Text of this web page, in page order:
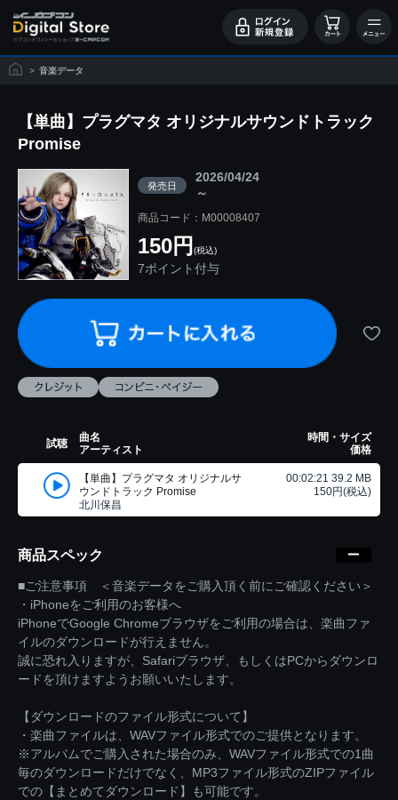
> 音楽データ
【単曲】プラグマタ オリジナルサウンドトラック
Promise
発売日
2026/04/24
～
商品コード：M00008407
150円 (税込)
7ポイント付与
試聴
曲名
アーティスト
時間・サイズ
価格
【単曲】プラグマタ オリジナルサ
ウンドトラック Promise
北川保昌
00:02:21 39.2 MB
150円(税込)
商品スペック
■ご注意事項 ＜音楽データをご購入頂く前にご確認ください＞
・iPhoneをご利用のお客様へ
iPhoneでGoogle Chromeブラウザをご利用の場合は、楽曲ファ
イルのダウンロードが行えません。
誠に恐れ入りますが、Safariブラウザ、もしくはPCからダウンロ
ードを頂けますようお願いいたします。
【ダウンロードのファイル形式について】
・楽曲ファイルは、WAVファイル形式でのご提供となります。
※アルバムでご購入された場合のみ、WAVファイル形式での1曲
毎のダウンロードだけでなく、MP3ファイル形式のZIPファイル
での【まとめてダウンロード】も可能です。